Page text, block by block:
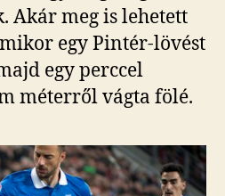
Akár meg is lehetett
egy Pintér-lövést
egy perccel
méterről vágta fölé.